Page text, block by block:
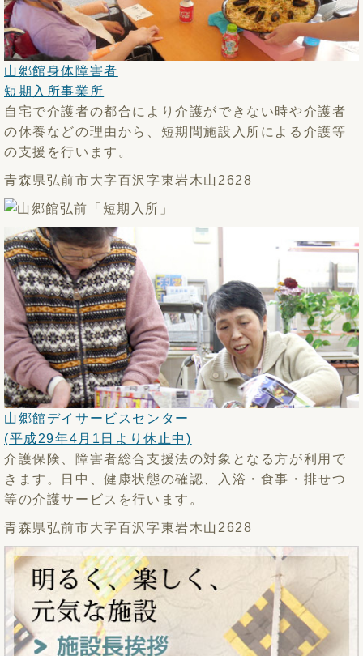
山郷館身体障害者
短期入所事業所
自宅で介護者の都合により介護ができない時や介護者
の休養などの理由から、短期間施設入所による介護等
の支援を行います。
青森県弘前市大字百沢字東岩木山2628
山郷館デイサービスセンター
(平成29年4月1日より休止中)
介護保険、障害者総合支援法の対象となる方が利用で
きます。日中、健康状態の確認、入浴・食事・排せつ
等の介護サービスを行います。
青森県弘前市大字百沢字東岩木山2628